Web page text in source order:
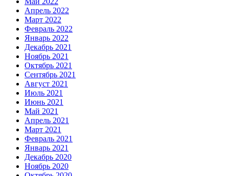
Апрель 2022
Март 2022
Февраль 2022
Январь 2022
Декабрь 2021
Ноябрь 2021
Октябрь 2021
Сентябрь 2021
Август 2021
Июль 2021
Июнь 2021
Май 2021
Апрель 2021
Март 2021
Февраль 2021
Январь 2021
Декабрь 2020
Ноябрь 2020